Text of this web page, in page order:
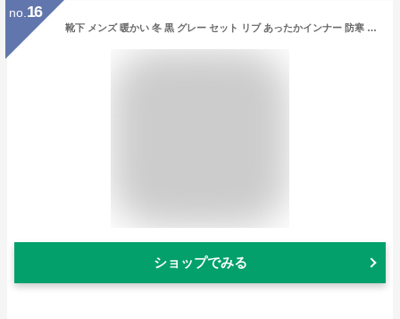
no. 16
靴下 メンズ 暖かい 冬 黒 グレー セット リブ あったかインナー 防寒 防寒グッズ あったかい インナー スキー スノーボード 冷え性 冷え対策 /おたふく BTサーモフットパイル先丸2P JW-134
ショップでみる